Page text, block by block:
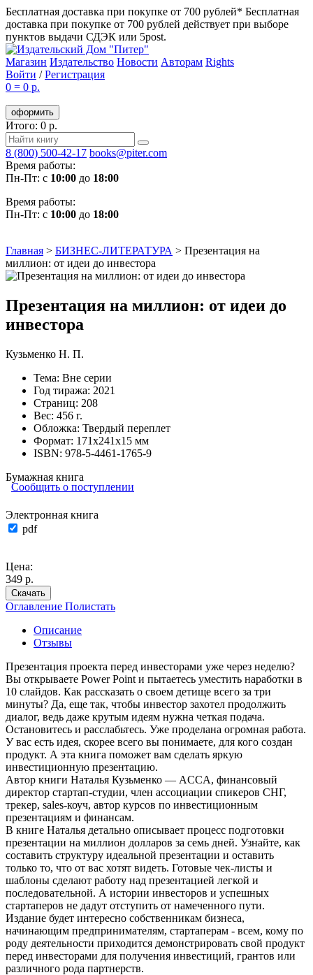
Бесплатная доставка при покупке от 700 рублей* Бесплатная
доставка при покупке от 700 рублей действует при выборе
пунктов выдачи СДЭК или 5post.
Магазин Издательство Новости Авторам Rights
Войти /Регистрация
0 = 0 р.
оформить
Итого: 0 р.
8 (800) 500-42-17 books@piter.com
Время работы:
Пн-Пт: с 10:00 до 18:00
Время работы:
Пн-Пт: с 10:00 до 18:00
Главная > БИЗНЕС-ЛИТЕРАТУРА > Презентация на
миллион: от идеи до инвестора
Презентация на миллион: от идеи до
инвестора
Кузьменко Н. П.
Тема: Вне серии
Год тиража: 2021
Страниц: 208
Вес: 456 г.
Обложка: Твердый переплет
Формат: 171х241х15 мм
ISBN: 978-5-4461-1765-9
Бумажная книга
Сообщить о поступлении
Электронная книга
pdf
Цена:
349 р.
Скачать
Оглавление Полистать
Описание
Отзывы
Презентация проекта перед инвесторами уже через неделю?
Вы открываете Power Point и пытаетесь уместить наработки в
10 слайдов. Как рассказать о своем детище всего за три
минуты? Да, еще так, чтобы инвестор захотел продолжить
диалог, ведь даже крутым идеям нужна четкая подача.
Остановитесь и расслабьтесь. Уже проделана огромная работа.
У вас есть идея, скорее всего вы понимаете, для кого создан
продукт. А эта книга поможет вам сделать яркую
инвестиционную презентацию.
Автор книги Наталья Кузьменко — ACCA, финансовый
директор стартап-студии, член ассоциации спикеров СНГ,
трекер, sales-коуч, автор курсов по инвестиционным
презентациям и финансам.
В книге Наталья детально описывает процесс подготовки
презентации на миллион долларов за семь дней. Узнайте, как
составить структуру идеальной презентации и оставить
только то, что от вас хотят видеть. Готовые чек-листы и
шаблоны сделают работу над презентацией легкой и
последовательной. А истории инвесторов и успешных
стартаперов не дадут отступить от намеченного пути.
Издание будет интересно собственникам бизнеса,
начинающим предпринимателям, стартаперам - всем, кому по
роду деятельности приходится демонстрировать свой продукт
перед инвесторами для получения инвестиций, грантов или
различного рода партнерств.